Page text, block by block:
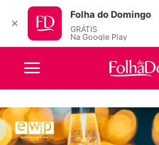
✕
Folha do Domingo
GRÁTIS
Na Google Play